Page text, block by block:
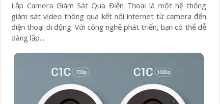
Lắp Camera Giám Sát Qua Điện Thoại là một hệ thống
giám sát video thông qua kết nối internet từ camera đến
điện thoại di động. Với công nghệ phát triển, bạn có thể dễ
dàng lắp...